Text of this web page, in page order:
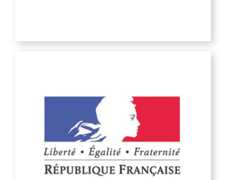
DDTM du Gard
La DDTM est un service interministériel sous
l’autorité du préfet du département, rattaché au
ministère de l’intérieur.